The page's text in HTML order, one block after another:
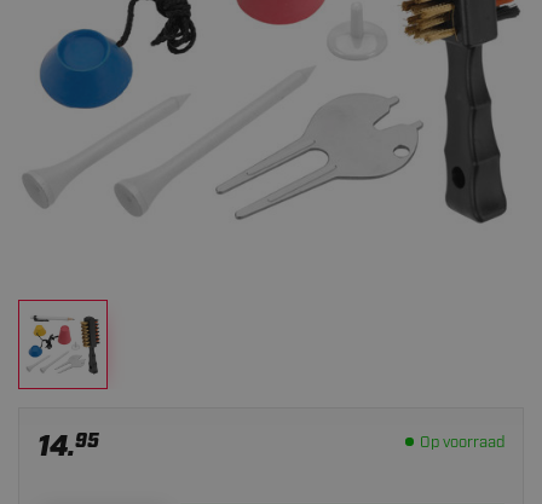
14.95 Op voorraad